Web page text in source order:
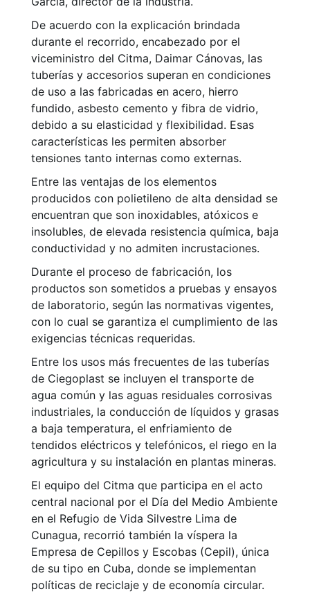
De acuerdo con la explicación brindada
durante el recorrido, encabezado por el
viceministro del Citma, Daimar Cánovas, las
tuberías y accesorios superan en condiciones
de uso a las fabricadas en acero, hierro
fundido, asbesto cemento y fibra de vidrio,
debido a su elasticidad y flexibilidad. Esas
características les permiten absorber
tensiones tanto internas como externas.
Entre las ventajas de los elementos
producidos con polietileno de alta densidad se
encuentran que son inoxidables, atóxicos e
insolubles, de elevada resistencia química, baja
conductividad y no admiten incrustaciones.
Durante el proceso de fabricación, los
productos son sometidos a pruebas y ensayos
de laboratorio, según las normativas vigentes,
con lo cual se garantiza el cumplimiento de las
exigencias técnicas requeridas.
Entre los usos más frecuentes de las tuberías
de Ciegoplast se incluyen el transporte de
agua común y las aguas residuales corrosivas
industriales, la conducción de líquidos y grasas
a baja temperatura, el enfriamiento de
tendidos eléctricos y telefónicos, el riego en la
agricultura y su instalación en plantas mineras.
El equipo del Citma que participa en el acto
central nacional por el Día del Medio Ambiente
en el Refugio de Vida Silvestre Lima de
Cunagua, recorrió también la víspera la
Empresa de Cepillos y Escobas (Cepil), única
de su tipo en Cuba, donde se implementan
políticas de reciclaje y de economía circular.